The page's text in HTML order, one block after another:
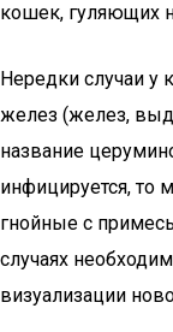
кошек, гуляющих
Нередки случаи у
желез (желез,
название
инфицируется, то
гнойные с
случаях
визуализации